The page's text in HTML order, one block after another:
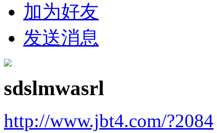
加为好友
发送消息
sdslmwasrl
http://www.jbt4.com/?2084